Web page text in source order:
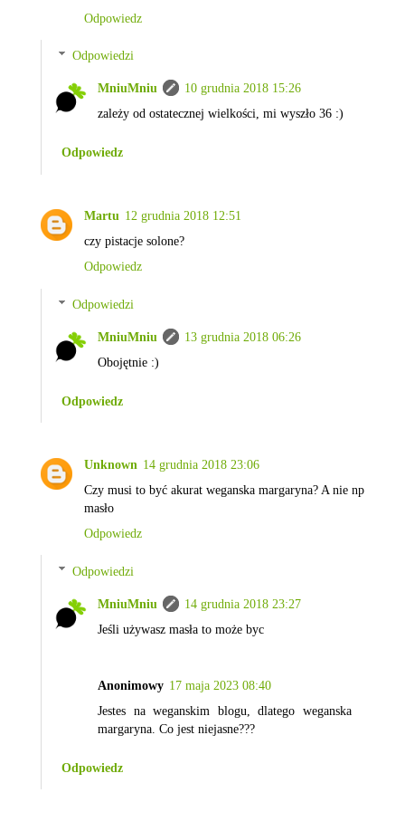
Odpowiedz
Odpowiedzi
MniuMniu
10 grudnia 2018 15:26
zależy od ostatecznej wielkości, mi wyszło 36 :)
Odpowiedz
Martu 12 grudnia 2018 12:51
czy pistacje solone?
Odpowiedz
Odpowiedzi
MniuMniu
13 grudnia 2018 06:26
Obojętnie :)
Odpowiedz
Unknown 14 grudnia 2018 23:06
Czy musi to być akurat weganska margaryna? A nie np
masło
Odpowiedz
Odpowiedzi
MniuMniu
14 grudnia 2018 23:27
Jeśli używasz masła to może byc
Anonimowy 17 maja 2023 08:40
Jestes na weganskim blogu, dlatego weganska
margaryna. Co jest niejasne???
Odpowiedz